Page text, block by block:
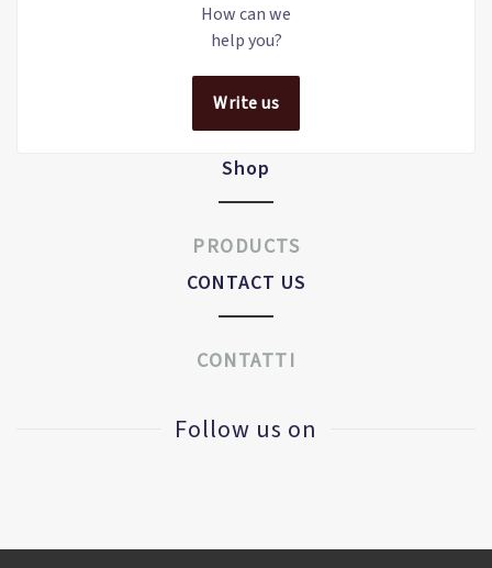
How can we
help you?
Write us
Shop
PRODUCTS
CONTACT US
CONTATTI
Follow us on